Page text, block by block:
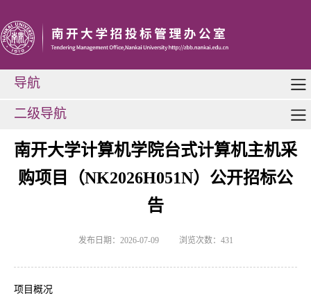
导航
二级导航
南开大学计算机学院台式计算机主机采
购项目（NK2026H051N）公开招标公
告
发布日期：2026-07-09 浏览次数： 431
项目概况